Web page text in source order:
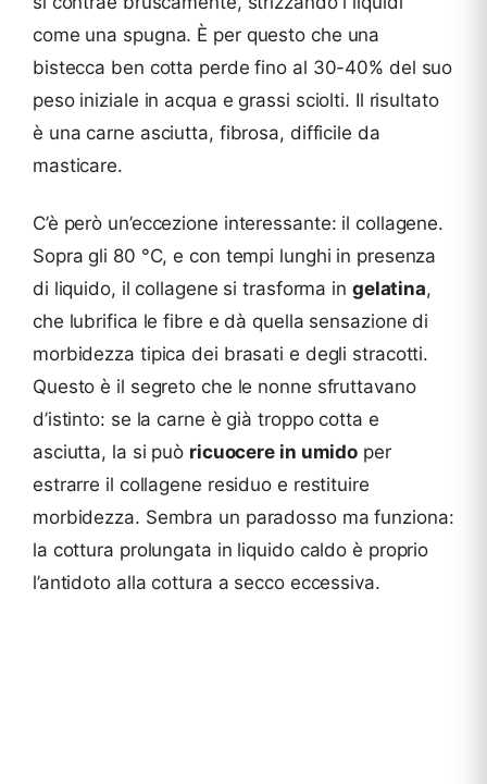
come una spugna. È per questo che una
bistecca ben cotta perde fino al 30-40% del suo
peso iniziale in acqua e grassi sciolti. Il risultato
è una carne asciutta, fibrosa, difficile da
masticare.
C’è però un’eccezione interessante: il collagene.
Sopra gli 80 °C, e con tempi lunghi in presenza
di liquido, il collagene si trasforma in gelatina,
che lubrifica le fibre e dà quella sensazione di
morbidezza tipica dei brasati e degli stracotti.
Questo è il segreto che le nonne sfruttavano
d’istinto: se la carne è già troppo cotta e
asciutta, la si può ricuocere in umido per
estrarre il collagene residuo e restituire
morbidezza. Sembra un paradosso ma funziona:
la cottura prolungata in liquido caldo è proprio
l’antidoto alla cottura a secco eccessiva.